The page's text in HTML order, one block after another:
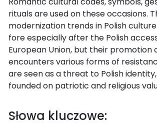
rituals are used on these occasions.
modernization trends in Polish
fore especially after the Polish
European Union, but their promotion
encounters various forms of
are seen as a threat to Polish
founded on patriotic and religious
Słowa kluczowe: